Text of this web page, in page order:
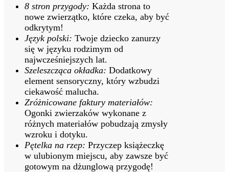
8 stron przygody: Każda strona to
nowe zwierzątko, które czeka, aby być
odkrytym!
Język polski: Twoje dziecko zanurzy
się w języku rodzimym od
najwcześniejszych lat.
Szeleszcząca okładka: Dodatkowy
element sensoryczny, który wzbudzi
ciekawość malucha.
Zróżnicowane faktury materiałów:
Ogonki zwierzaków wykonane z
różnych materiałów pobudzają zmysły
wzroku i dotyku.
Pętelka na rzep: Przyczep książeczkę
w ulubionym miejscu, aby zawsze być
gotowym na dżunglową przygodę!